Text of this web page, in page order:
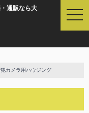
通販なら大
t
カメラ用ハウジング